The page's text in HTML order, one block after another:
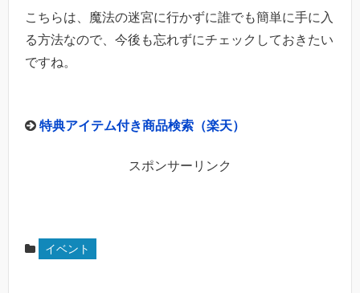
こちらは、魔法の迷宮に行かずに誰でも簡単に手に入
る方法なので、今後も忘れずにチェックしておきたい
ですね。
特典アイテム付き商品検索（楽天）
スポンサーリンク
イベント